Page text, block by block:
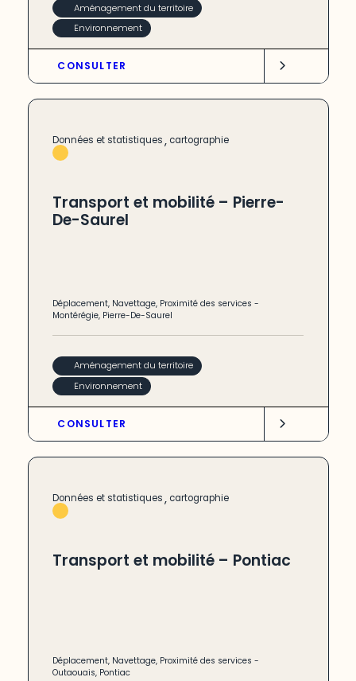
Aménagement du territoire
Environnement
CONSULTER
Données et statistiques, cartographie
Transport et mobilité – Pierre-
De-Saurel
Déplacement, Navettage, Proximité des services -
Montérégie, Pierre-De-Saurel
Aménagement du territoire
Environnement
CONSULTER
Données et statistiques, cartographie
Transport et mobilité – Pontiac
Déplacement, Navettage, Proximité des services -
Outaouais, Pontiac